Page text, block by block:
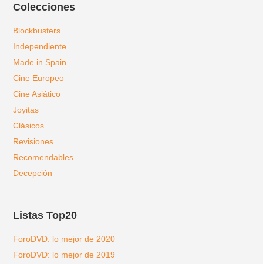
Colecciones
Blockbusters
Independiente
Made in Spain
Cine Europeo
Cine Asiático
Joyitas
Clásicos
Revisiones
Recomendables
Decepción
Listas Top20
ForoDVD: lo mejor de 2020
ForoDVD: lo mejor de 2019